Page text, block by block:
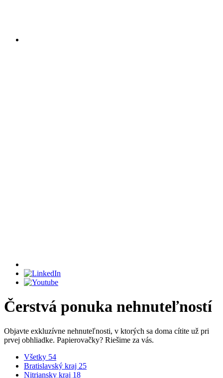
Čerstvá ponuka nehnuteľností
Objavte exkluzívne nehnuteľnosti, v ktorých sa doma cítite už pri
prvej obhliadke. Papierovačky? Riešime za vás.
Všetky 54
Bratislavský kraj 25
Nitriansky kraj 18